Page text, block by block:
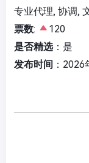
专业代理, 协调,
票数:
120
是否精选：是
发布时间 ：